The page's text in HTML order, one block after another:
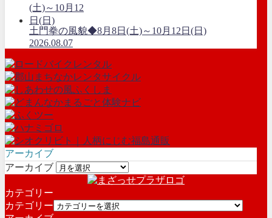
土門拳の風貌◆8月8日(土)～10月12日(日)
2026.08.07
アーカイブ
アーカイブ
カテゴリー
カテゴリー